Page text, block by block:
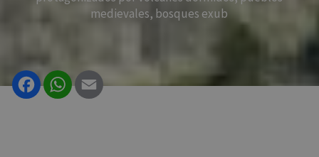
medievales, bosques exub
FacebookWhatsApp